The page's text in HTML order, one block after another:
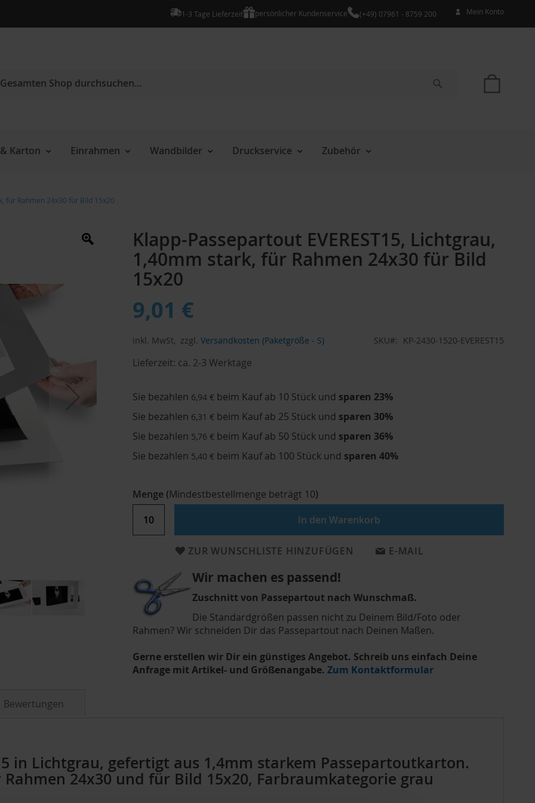
1-3 Tage Lieferzeit persönlicher Kundenservice (+49) 07961 - 8759 200 Mein Konto
Karton Einrahmen Wandbilder Druckservice Zubehör
für Rahmen 24x30 für Bild 15x20
Klapp-Passepartout EVEREST15, Lichtgrau,
1,40mm stark, für Rahmen 24x30 für Bild
15x20
9,01 €
inkl. MwSt, zzgl. Versandkosten (Paketgröße - S) SKU KP-2430-1520-EVEREST15
Lieferzeit: ca. 2-3 Werktage
Sie bezahlen 6,94 € beim Kauf ab 10 Stück und sparen 23%
Sie bezahlen 6,31 € beim Kauf ab 25 Stück und sparen 30%
Sie bezahlen 5,76 € beim Kauf ab 50 Stück und sparen 36%
Sie bezahlen 5,40 € beim Kauf ab 100 Stück und sparen 40%
Menge (Mindestbestellmenge beträgt 10)
In den Warenkorb
ZUR WUNSCHLISTE HINZUFÜGEN E-MAIL
Wir machen es passend!
Zuschnitt von Passepartout nach Wunschmaß.
Die Standardgrößen passen nicht zu Deinem Bild/Foto oder
Rahmen? Wir schneiden Dir das Passepartout nach Deinen Maßen.
Gerne erstellen wir Dir ein günstiges Angebot. Schreib uns einfach Deine
Anfrage mit Artikel- und Größenangabe. Zum Kontaktformular
in Lichtgrau, gefertigt aus 1,4mm starkem Passepartoutkarton.
24x30 und für Bild 15x20, Farbraumkategorie grau
Bewertungen